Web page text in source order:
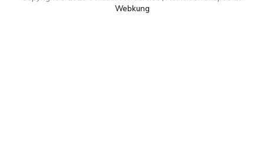
Webkung